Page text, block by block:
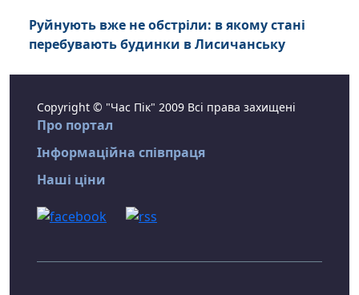
Руйнують вже не обстріли: в якому стані
перебувають будинки в Лисичанську
Copyright © "Час Пік" 2009 Всі права захищені
Про портал
Інформаційна співпраця
Наші ціни